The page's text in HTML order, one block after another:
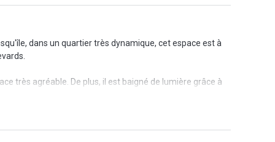
dans un quartier très dynamique, cet espace est à
très agréable. De plus, il est baigné de lumière grâce à
vos besoins, il peut être équipé avec du mobilier.
entre collaborateurs. Vous aurez également accès